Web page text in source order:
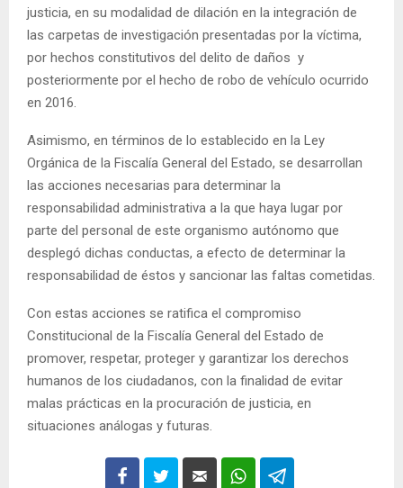
justicia, en su modalidad de dilación en la integración de
las carpetas de investigación presentadas por la víctima,
por hechos constitutivos del delito de daños y
posteriormente por el hecho de robo de vehículo ocurrido
en 2016.
Asimismo, en términos de lo establecido en la Ley
Orgánica de la Fiscalía General del Estado, se desarrollan
las acciones necesarias para determinar la
responsabilidad administrativa a la que haya lugar por
parte del personal de este organismo autónomo que
desplegó dichas conductas, a efecto de determinar la
responsabilidad de éstos y sancionar las faltas cometidas.
Con estas acciones se ratifica el compromiso
Constitucional de la Fiscalía General del Estado de
promover, respetar, proteger y garantizar los derechos
humanos de los ciudadanos, con la finalidad de evitar
malas prácticas en la procuración de justicia, en
situaciones análogas y futuras.